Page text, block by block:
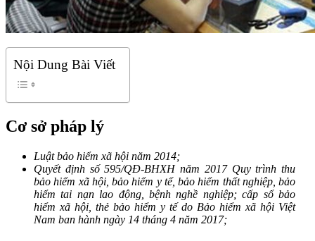
Nội Dung Bài Viết
Cơ sở pháp lý
Luật bảo hiểm xã hội năm 2014;
Quyết định số 595/QĐ-BHXH năm 2017 Quy trình thu
bảo hiểm xã hội, bảo hiểm y tế, bảo hiểm thất nghiệp, bảo
hiểm tai nạn lao động, bệnh nghề nghiệp; cấp sổ bảo
hiểm xã hội, thẻ bảo hiểm y tế do Bảo hiểm xã hội Việt
Nam ban hành ngày 14 tháng 4 năm 2017;